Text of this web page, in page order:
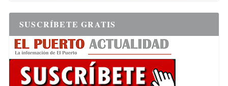
SUSCRÍBETE GRATIS